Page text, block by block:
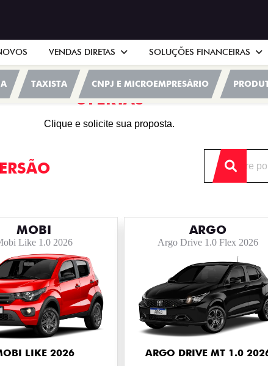
VENDAS DIRETAS SOLUÇÕES FINANCEIRAS
TAXISTA CNPJ E MICROEMPRESÁRIO
OFERTAS
Clique e solicite sua proposta.
MOBI
Like 1.0 2026
LIKE 2026
ARGO
Argo Drive 1.0 Flex 2026
ARGO DRIVE MT 1.0